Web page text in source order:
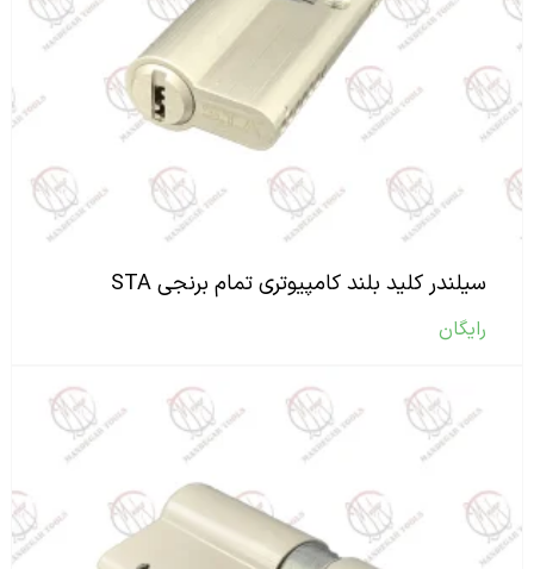
سیلندر کلید بلند کامپیوتری تمام برنجی STA
رایگان